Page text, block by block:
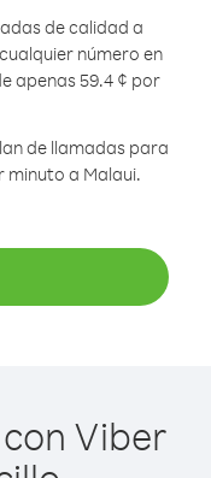
de calidad a
número en
apenas 59.4 ¢ por
de llamadas para
minuto a Malaui.
Viber